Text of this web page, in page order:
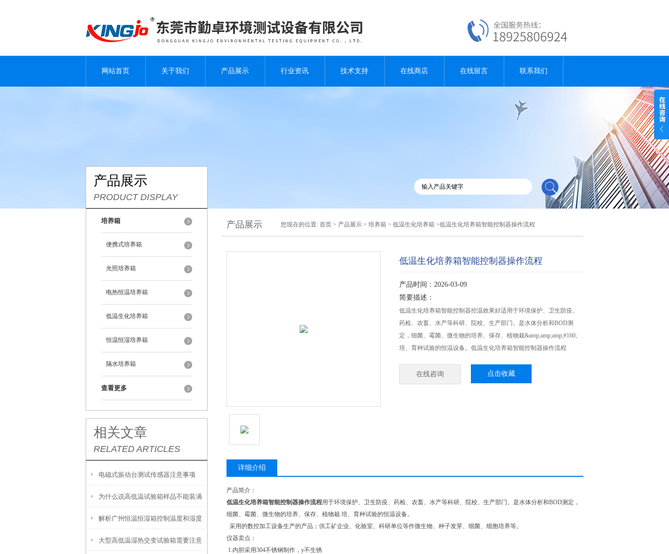
网站首页 关于我们 产品展示 行业资讯 技术支持 在线商店 在线留言 联系我们
产品展示
PRODUCT DISPLAY
培养箱
便携式培养箱
光照培养箱
电热恒温培养箱
低温生化培养箱
恒温恒湿培养箱
隔水培养箱
查看更多
相关文章
RELATED ARTICLES
电磁式振动台测试传感器注意事项
为什么说高低温试验箱样品不能装满
箱呢？
解析广州恒温恒湿箱控制温度和湿度
的原理
大型高低温湿热交变试验箱需要注意
产品展示 您现在的位置: 首页 > 产品展示 > 培养箱 > 低温生化培养箱 >低温生化培养箱智能控制器操作流程
低温生化培养箱智能控制器操作流程
产品时间：2026-03-09
简要描述：
低温生化培养箱智能控制器控温效果好适用于环境保护、卫生防疫、
药检、农畜、水产等科研、院校、生产部门。是水体分析和BOD测
定，细菌、霉菌、微生物的培养、保存、植物栽&amp;amp;amp;#160;
培、育种试验的恒温设备。低温生化培养箱智能控制器操作流程
在线咨询 点击收藏
详细介绍
产品简介：
低温生化培养箱智能控制器操作流程用于环境保护、卫生防疫、药检、农畜、水产等科研、院校、生产部门。是水体分析和BOD测定，
细菌、霉菌、微生物的培养、保存、植物栽 培、育种试验的恒温设备。
采用的数控加工设备生产的产品；供工矿企业、化验室、科研单位等作微生物、种子发芽、细菌、细胞培养等。
仪器卖点：
1.内胆采用304不锈钢制作，y不生锈